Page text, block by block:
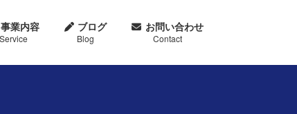
事業内容 ブログ お問い合わせ